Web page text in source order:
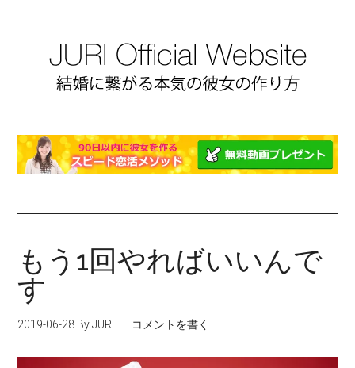
もう1回やればいいんで
す
2019-06-28 By JURI コメントを書く